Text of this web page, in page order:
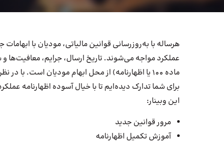
هرساله با به‌روزرسانی قوانین مالیاتی، مودیان با
عملکرد مواجه می‌شوند. تاریخ ارسال، جرایم، معافیت‌ها و
ماده ۱۰۰ یا اظهارنامه) از محل ابهام مودیان است. با
برای شما تدارک دیده‌ایم تا با خیال آسوده اظهارنامه
این وبینار:
مرور قوانین جدید
آموزش تکمیل اظهارنامه